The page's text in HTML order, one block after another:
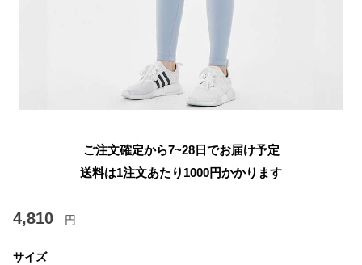
ご注文確定から7~28日でお届け予定
送料は1注文あたり 1000円かかります
4,810 円
サイズ